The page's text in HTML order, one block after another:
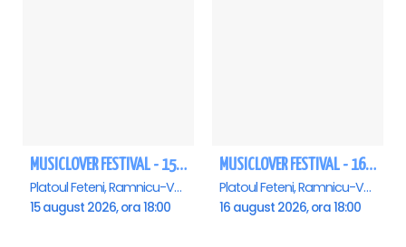
MUSICLOVER FESTIVAL - 15 AUGUST - CONNECT-R, DELIA, RON HEWITT, NICKI M, AURIKA
Platoul Feteni, Ramnicu-Valcea
15 august 2026, ora 18:00
MUSICLOVER FESTIVAL - 16 AUGUST - LEO DE LA ROSIORI SI MARCEL STEFANET & ETHNO REPUBLIC, TUDOR DEEJAY, VARER
Platoul Feteni, Ramnicu-Valcea
16 august 2026, ora 18:00